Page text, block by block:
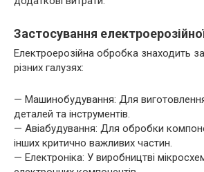
Застосування
Електроерозійна обробка знаходить
різних галузях:
— Машинобудування: Для
деталей та інструментів.
— Авіабудування: Для обробки
інших критично важливих частин.
— Електроніка: У виробництві